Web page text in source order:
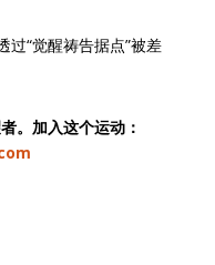
过“觉醒祷告据点”被差
。加入这个运动：